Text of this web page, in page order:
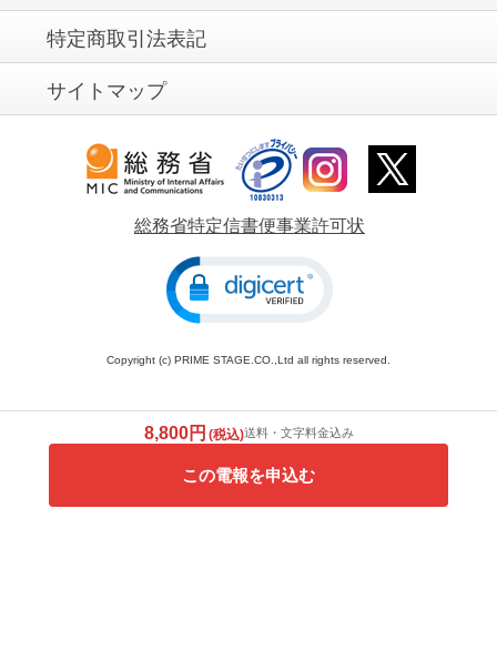
特定商取引法表記
サイトマップ
総務省特定信書便事業許可状
Copyright (c) PRIME STAGE.CO.,Ltd all rights reserved.
8,800円 (税込)送料・文字料金込み
この電報を申込む